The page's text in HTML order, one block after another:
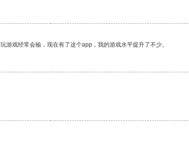
戏经常会输，现在有了这个app，我的游戏水平提升了不少。